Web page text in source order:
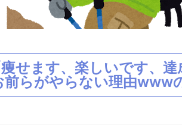
せます、楽しいです、達
らがやらない理由www